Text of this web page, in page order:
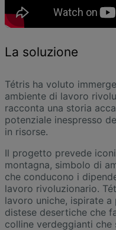
La soluzione
Tétris ha voluto
ambiente di lavoro
racconta una storia
potenziale inespresso
in risorse.
Il progetto prevede
montagna, simbolo di
che conducono i
lavoro rivoluzionario.
lavoro uniche, ispirate
distese desertiche che
colline verdeggianti